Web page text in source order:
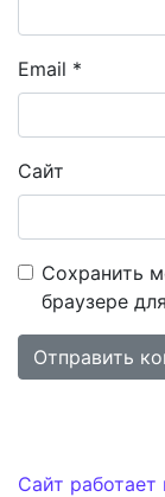
Email *
Сайт
Сохранить
браузере
Сайт работает